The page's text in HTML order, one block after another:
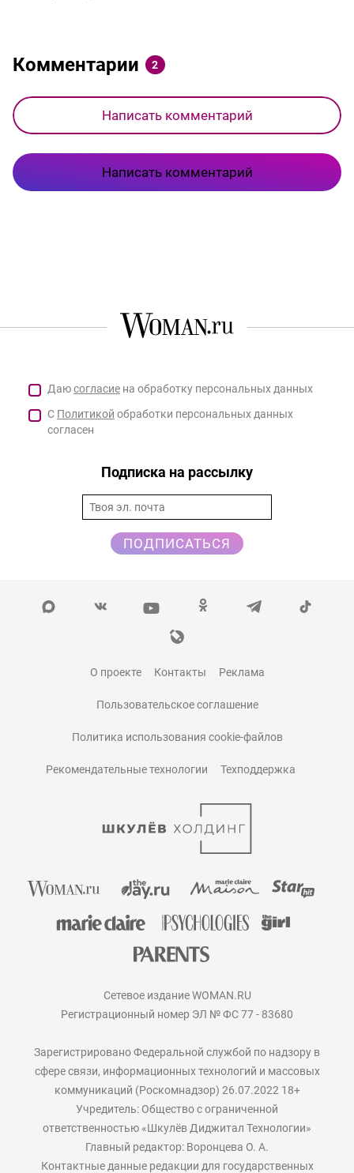
Комментарии 2
Написать комментарий
Написать комментарий
Даюсогласие на обработку персональных данных
С Политикой обработки персональных данных
согласен
Подписка на рассылку
ПОДПИСАТЬСЯ
О проекте Контакты Реклама
Пользовательское соглашение
Политика использования cookie-файлов
Рекомендательные технологии Техподдержка
Сетевое издание WOMAN.RU
Регистрационный номер ЭЛ № ФС 77 - 83680
Зарегистрировано Федеральной службой по надзору в
сфере связи, информационных технологий и массовых
коммуникаций (Роскомнадзор) 26.07.2022 18+
Учредитель: Общество с ограниченной
ответственностью «Шкулёв Диджитал Технологии»
Главный редактор: Воронцева О. А.
Контактные данные редакции для государственных